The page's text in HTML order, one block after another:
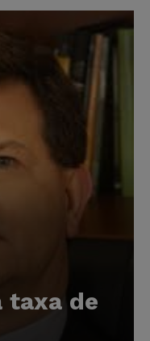
taxa de